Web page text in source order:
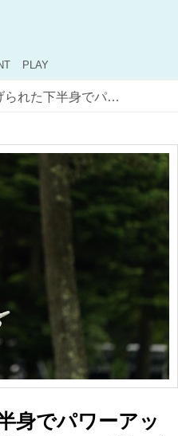
PLAY
鍛え上げられた下半身でパワーアップ！ 原英莉花の最新スウィングをプロが解説
身でパワーアッ